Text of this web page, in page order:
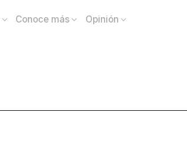
Conoce más Opinión